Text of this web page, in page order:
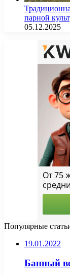
парной
05.12.2025
Популярные
19.01.2022
Банный